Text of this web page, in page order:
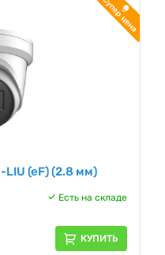
LIU (eF) (2.8 мм)
Есть на складе
КУПИТЬ